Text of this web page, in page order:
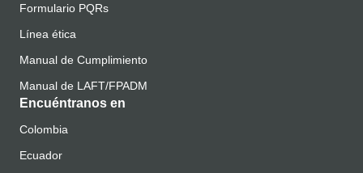
Formulario PQRs
Línea ética
Manual de Cumplimiento
Manual de LAFT/FPADM
Encuéntranos en
Colombia
Ecuador